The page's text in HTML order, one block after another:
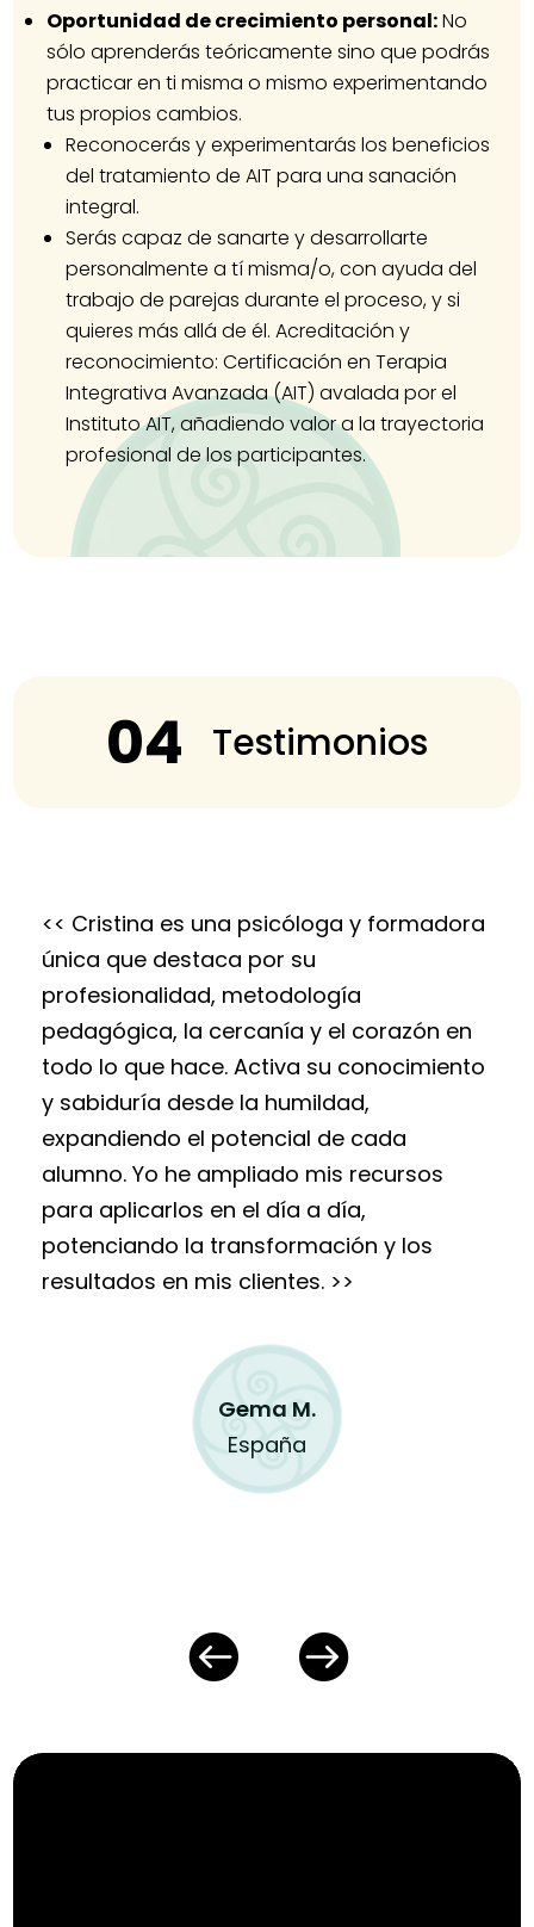
Oportunidad de crecimiento personal:No
sólo aprenderás teóricamente sino que podrás
practicar en ti misma o mismo experimentando
tus propios cambios.
Reconocerás y experimentarás los beneficios
del tratamiento de AIT para una sanación
integral.
Serás capaz de sanarte y desarrollarte
personalmente a tí misma/o, con ayuda del
trabajo de parejas durante el proceso, y si
quieres más allá de él. Acreditación y
reconocimiento: Certificación en Terapia
Integrativa Avanzada (AIT) avalada por el
Instituto AIT, añadiendo valor a la trayectoria
profesional de los participantes.
04 Testimonios
<< Cristina es una psicóloga y formadora
única que destaca por su
profesionalidad, metodología
pedagógica, la cercanía y el corazón en
todo lo que hace. Activa su conocimiento
y sabiduría desde la humildad,
expandiendo el potencial de cada
alumno. Yo he ampliado mis recursos
para aplicarlos en el día a día,
potenciando la transformación y los
resultados en mis clientes. >>
Gema M.
España